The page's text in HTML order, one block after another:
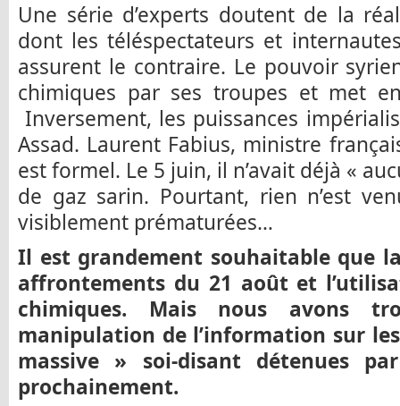
Une série d’experts doutent de la
dont les téléspectateurs et
assurent le contraire. Le pouvoir
chimiques par ses troupes et met
Inversement, les puissances
Assad. Laurent Fabius, ministre
est formel. Le 5 juin, il n’avait déjà «
de gaz sarin. Pourtant, rien n’est
visiblement prématurées…
Il est grandement souhaitable que
affrontements du 21 août et
chimiques. Mais nous avons
manipulation de l’information sur
massive » soi-disant détenues
prochainement.